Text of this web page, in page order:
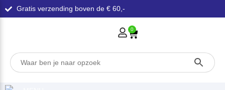
Gratis verzending boven de € 60,-
0